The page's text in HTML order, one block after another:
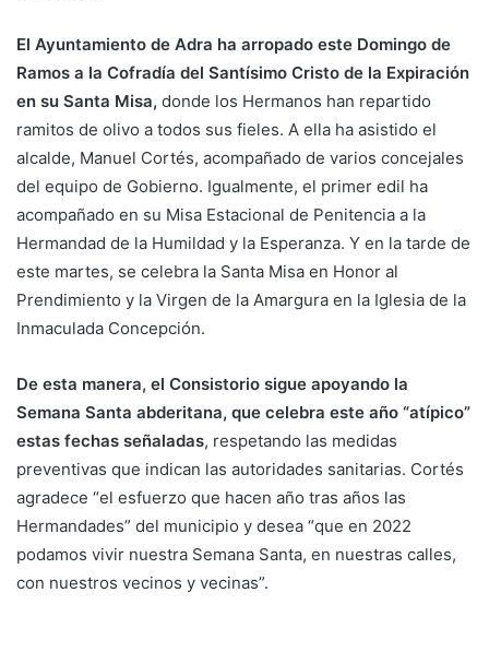
El Ayuntamiento de Adra ha arropado este Domingo de
Ramos a la Cofradía del Santísimo Cristo de la Expiración
en su Santa Misa, donde los Hermanos han repartido
ramitos de olivo a todos sus fieles. A ella ha asistido el
alcalde, Manuel Cortés, acompañado de varios concejales
del equipo de Gobierno. Igualmente, el primer edil ha
acompañado en su Misa Estacional de Penitencia a la
Hermandad de la Humildad y la Esperanza. Y en la tarde de
este martes, se celebra la Santa Misa en Honor al
Prendimiento y la Virgen de la Amargura en la Iglesia de la
Inmaculada Concepción.
De esta manera, el Consistorio sigue apoyando la
Semana Santa abderitana, que celebra este año “atípico”
estas fechas señaladas, respetando las medidas
preventivas que indican las autoridades sanitarias. Cortés
agradece “el esfuerzo que hacen año tras años las
Hermandades” del municipio y desea “que en 2022
podamos vivir nuestra Semana Santa, en nuestras calles,
con nuestros vecinos y vecinas”.